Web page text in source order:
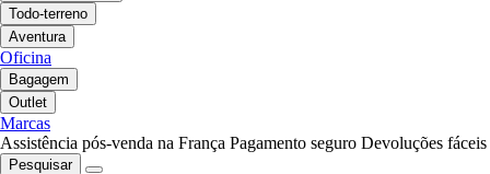
Todo-terreno
Aventura
Oficina
Bagagem
Outlet
Marcas
Assistência pós-venda na França Pagamento seguro Devoluções fáceis
Pesquisar